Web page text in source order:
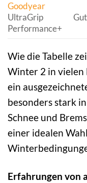
Goodyear
UltraGrip
Performance+
Gut
Wie die Tabelle
Winter 2 in vielen
ein
besonders stark
Schnee und
einer idealen
Erfahrungen von